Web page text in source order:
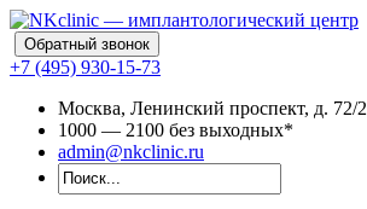
Обратный звонок
+7 (495) 930-15-73
Москва, Ленинский проспект, д. 72/2
1000 — 2100 без выходных*
admin@nkclinic.ru